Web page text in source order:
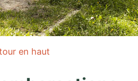
en haut